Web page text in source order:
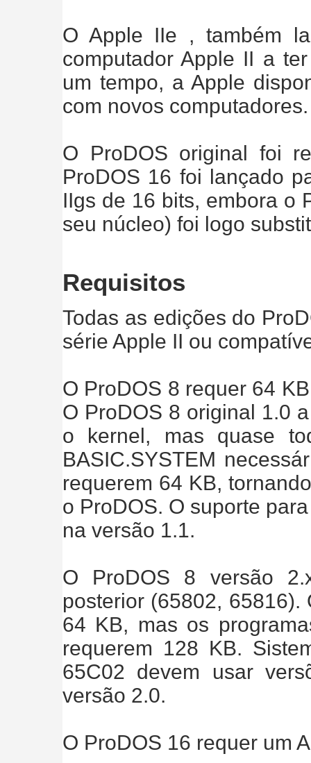
O Apple IIe , também
computador Apple II a
um tempo, a Apple
com novos computadores.
O ProDOS original foi
ProDOS 16 foi lançado
IIgs de 16 bits, embora o
seu núcleo) foi logo
Requisitos
Todas as edições do
série Apple II ou
O ProDOS 8 requer 64
O ProDOS 8 original 1.0
o kernel, mas quase
BASIC.SYSTEM
requerem 64 KB,
o ProDOS. O suporte
na versão 1.1.
O ProDOS 8 versão
posterior (65802,
64 KB, mas os
requerem 128 KB.
65C02 devem usar
versão 2.0.
O ProDOS 16 requer um